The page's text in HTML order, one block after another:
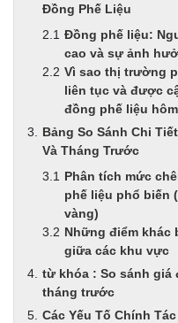
Đồng Phế Liệu
Đồng phế liệu:
cao và sự ảnh
Vì sao thị trường
liên tục và được
đồng phế liệu
Bảng So Sánh Chi
Và Tháng Trước
Phân tích mức
phế liệu phổ biến
vàng)
Những điểm khác
giữa các khu vực
từ khóa : So sánh giá
tháng trước
Các Yếu Tố Chính